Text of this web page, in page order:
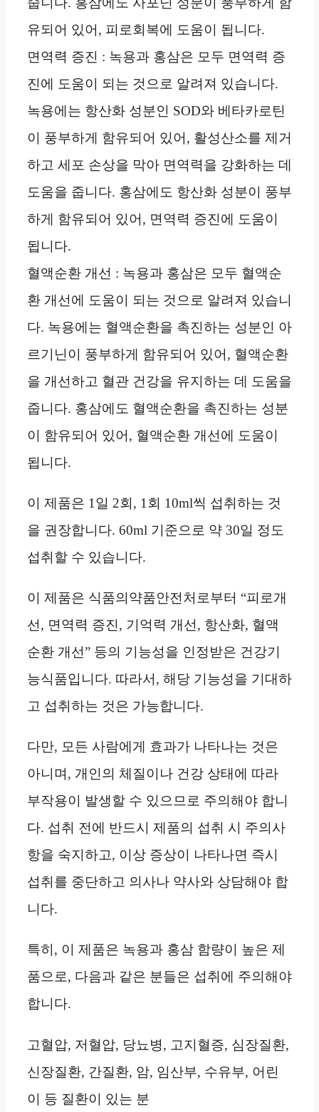
유되어 있어, 피로회복에 도움이 됩니다.
면역력 증진 : 녹용과 홍삼은 모두 면역력 증
진에 도움이 되는 것으로 알려져 있습니다.
녹용에는 항산화 성분인 SOD와 베타카로틴
이 풍부하게 함유되어 있어, 활성산소를 제거
하고 세포 손상을 막아 면역력을 강화하는 데
도움을 줍니다. 홍삼에도 항산화 성분이 풍부
하게 함유되어 있어, 면역력 증진에 도움이
됩니다.
혈액순환 개선 : 녹용과 홍삼은 모두 혈액순
환 개선에 도움이 되는 것으로 알려져 있습니
다. 녹용에는 혈액순환을 촉진하는 성분인 아
르기닌이 풍부하게 함유되어 있어, 혈액순환
을 개선하고 혈관 건강을 유지하는 데 도움을
줍니다. 홍삼에도 혈액순환을 촉진하는 성분
이 함유되어 있어, 혈액순환 개선에 도움이
됩니다.
이 제품은 1일 2회, 1회 10ml씩 섭취하는 것
을 권장합니다. 60ml 기준으로 약 30일 정도
섭취할 수 있습니다.
이 제품은 식품의약품안전처로부터 “피로개
선, 면역력 증진, 기억력 개선, 항산화, 혈액
순환 개선” 등의 기능성을 인정받은 건강기
능식품입니다. 따라서, 해당 기능성을 기대하
고 섭취하는 것은 가능합니다.
다만, 모든 사람에게 효과가 나타나는 것은
아니며, 개인의 체질이나 건강 상태에 따라
부작용이 발생할 수 있으므로 주의해야 합니
다. 섭취 전에 반드시 제품의 섭취 시 주의사
항을 숙지하고, 이상 증상이 나타나면 즉시
섭취를 중단하고 의사나 약사와 상담해야 합
니다.
특히, 이 제품은 녹용과 홍삼 함량이 높은 제
품으로, 다음과 같은 분들은 섭취에 주의해야
합니다.
고혈압, 저혈압, 당뇨병, 고지혈증, 심장질환,
신장질환, 간질환, 암, 임산부, 수유부, 어린
이 등 질환이 있는 분